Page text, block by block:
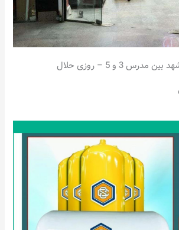
3 و 5 – روزی حلال